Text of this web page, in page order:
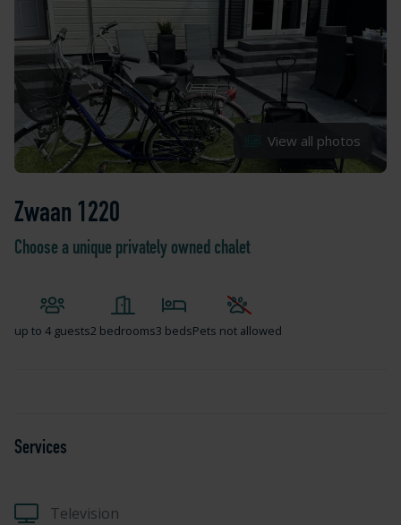
View all photos
Zwaan 1220
Choose a unique privately owned chalet
up to 4 guests2 bedrooms3 bedsPets not allowed
Services
Television